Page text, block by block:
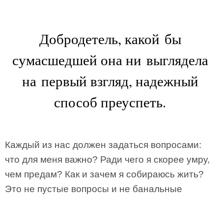
Добродетель, какой бы
сумасшедшей она ни выглядела
на первый взгляд, надежный
способ преуспеть.
Каждый из нас должен задаться вопросами:
что для меня важно? Ради чего я скорее умру,
чем предам? Как и зачем я собираюсь жить?
Это не пустые вопросы и не банальные